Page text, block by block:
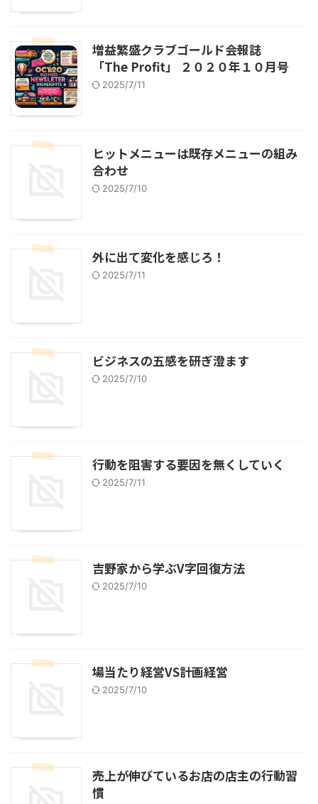
増益繁盛クラブゴールド会報誌
「The Profit」 ２０２０年１０月号
2025/7/11
ヒットメニューは既存メニューの組み
合わせ
2025/7/10
外に出て変化を感じろ！
2025/7/11
ビジネスの五感を研ぎ澄ます
2025/7/10
行動を阻害する要因を無くしていく
2025/7/11
吉野家から学ぶV字回復方法
2025/7/10
場当たり経営VS計画経営
2025/7/10
売上が伸びているお店の店主の行動習
慣